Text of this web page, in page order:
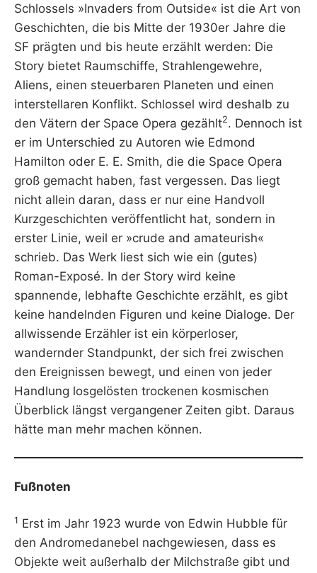
Schlossels »Invaders from Outside« ist die Art von
Geschichten, die bis Mitte der 1930er Jahre die
SF prägten und bis heute erzählt werden: Die
Story bietet Raumschiffe, Strahlengewehre,
Aliens, einen steuerbaren Planeten und einen
interstellaren Konflikt. Schlossel wird deshalb zu
den Vätern der Space Opera gezählt2. Dennoch ist
er im Unterschied zu Autoren wie Edmond
Hamilton oder E. E. Smith, die die Space Opera
groß gemacht haben, fast vergessen. Das liegt
nicht allein daran, dass er nur eine Handvoll
Kurzgeschichten veröffentlicht hat, sondern in
erster Linie, weil er »crude and amateurish«
schrieb. Das Werk liest sich wie ein (gutes)
Roman-Exposé. In der Story wird keine
spannende, lebhafte Geschichte erzählt, es gibt
keine handelnden Figuren und keine Dialoge. Der
allwissende Erzähler ist ein körperloser,
wandernder Standpunkt, der sich frei zwischen
den Ereignissen bewegt, und einen von jeder
Handlung losgelösten trockenen kosmischen
Überblick längst vergangener Zeiten gibt. Daraus
hätte man mehr machen können.
Fußnoten
1 Erst im Jahr 1923 wurde von Edwin Hubble für
den Andromedanebel nachgewiesen, dass es
Objekte weit außerhalb der Milchstraße gibt und